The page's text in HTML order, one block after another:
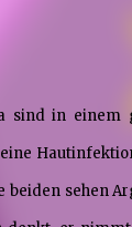
sind in einem
beiden sehen